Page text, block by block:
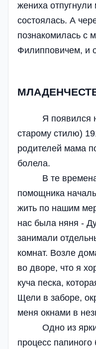
жениха
состоялась. А
познакомилась с
Филипповичем, и
Я появился на
старому стилю)
родителей мама
болела.
В те времена
помощника
жить по нашим
нас была няня -
занимали
комнат. Возле
во дворе, что я
куча песка,
Щели в заборе,
меня окнами в
Одно из ярких
процесс